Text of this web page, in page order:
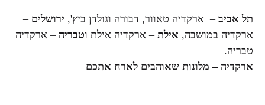
תל אביב– ארקדיה טאוור, דבורה וגולדן ביץ',ירושלים–
ארקדיה במושבה,אילת– ארקדיה אילת וטבריה– ארקדיה
טבריה.
ארקדיה– מלונות שאוהבים לארח אתכם